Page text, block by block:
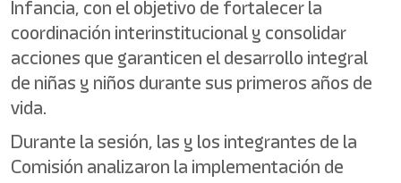
Infancia, con el objetivo de fortalecer la
coordinación interinstitucional y consolidar
acciones que garanticen el desarrollo integral
de niñas y niños durante sus primeros años de
vida.
Durante la sesión, las y los integrantes de la
Comisión analizaron la implementación de